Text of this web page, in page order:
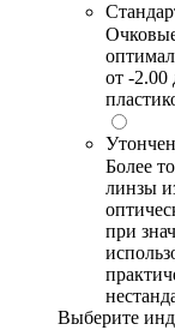
от -2.00
Более
линзы
при
Выберите